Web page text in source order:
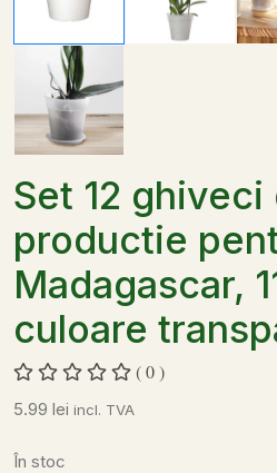
Set 12 ghiveci
productie
Madagascar,
culoare
( 0 )
5.99 lei incl. TVA
În stoc